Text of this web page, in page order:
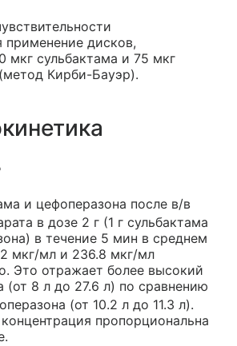
применение дисков,
сульбактама и 75 мкг
Кирби-Бауэр).
и цефоперазона после в/в
в дозе 2 г (1 г сульбактама
в течение 5 мин в среднем
мкг/мл и 236.8 мкг/мл
Это отражает более высокий
(от 8 л до 27.6 л) по сравнению
(от 10.2 л до 11.3 л).
пропорциональна